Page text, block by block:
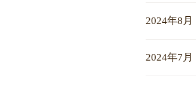
2024年8月
2024年7月